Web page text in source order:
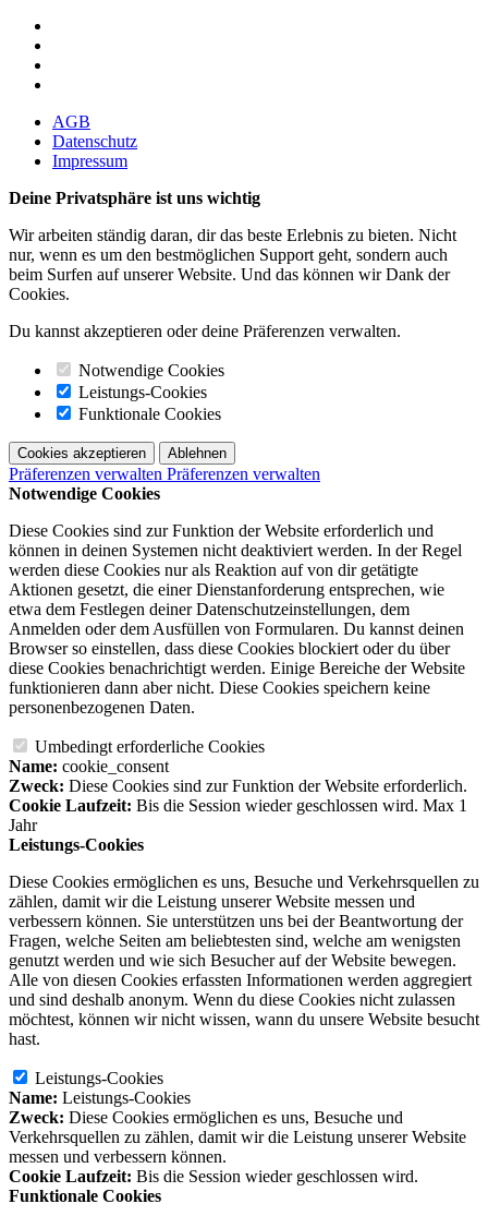
AGB
Datenschutz
Impressum
Deine Privatsphäre ist uns wichtig
Wir arbeiten ständig daran, dir das beste Erlebnis zu bieten. Nicht
nur, wenn es um den bestmöglichen Support geht, sondern auch
beim Surfen auf unserer Website. Und das können wir Dank der
Cookies.
Du kannst akzeptieren oder deine Präferenzen verwalten.
Notwendige Cookies
Leistungs-Cookies
Funktionale Cookies
Cookies akzeptieren Ablehnen
Präferenzen verwalten Präferenzen verwalten
Notwendige Cookies
Diese Cookies sind zur Funktion der Website erforderlich und
können in deinen Systemen nicht deaktiviert werden. In der Regel
werden diese Cookies nur als Reaktion auf von dir getätigte
Aktionen gesetzt, die einer Dienstanforderung entsprechen, wie
etwa dem Festlegen deiner Datenschutzeinstellungen, dem
Anmelden oder dem Ausfüllen von Formularen. Du kannst deinen
Browser so einstellen, dass diese Cookies blockiert oder du über
diese Cookies benachrichtigt werden. Einige Bereiche der Website
funktionieren dann aber nicht. Diese Cookies speichern keine
personenbezogenen Daten.
Umbedingt erforderliche Cookies
Name: cookie_consent
Zweck: Diese Cookies sind zur Funktion der Website erforderlich.
Cookie Laufzeit: Bis die Session wieder geschlossen wird. Max 1
Jahr
Leistungs-Cookies
Diese Cookies ermöglichen es uns, Besuche und Verkehrsquellen zu
zählen, damit wir die Leistung unserer Website messen und
verbessern können. Sie unterstützen uns bei der Beantwortung der
Fragen, welche Seiten am beliebtesten sind, welche am wenigsten
genutzt werden und wie sich Besucher auf der Website bewegen.
Alle von diesen Cookies erfassten Informationen werden aggregiert
und sind deshalb anonym. Wenn du diese Cookies nicht zulassen
möchtest, können wir nicht wissen, wann du unsere Website besucht
hast.
Leistungs-Cookies
Name: Leistungs-Cookies
Zweck: Diese Cookies ermöglichen es uns, Besuche und
Verkehrsquellen zu zählen, damit wir die Leistung unserer Website
messen und verbessern können.
Cookie Laufzeit: Bis die Session wieder geschlossen wird.
Funktionale Cookies